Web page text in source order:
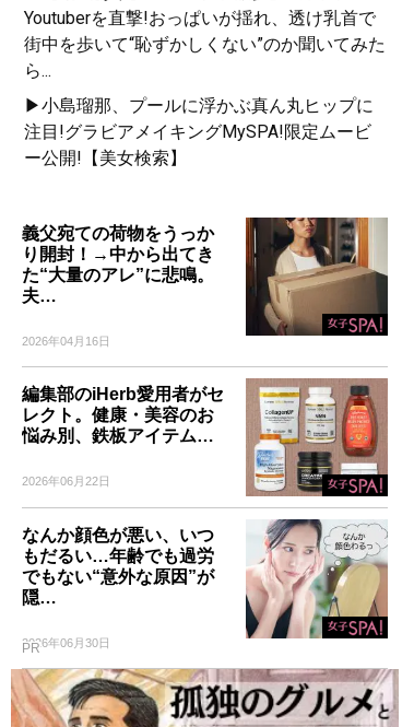
Youtuberを直撃!おっぱいが揺れ、透け乳首で
街中を歩いて“恥ずかしくない”のか聞いてみた
ら...
▶小島瑠那、プールに浮かぶ真ん丸ヒップに
注目!グラビアメイキングMySPA!限定ムービ
ー公開!【美女検索】
義父宛ての荷物をうっか
り開封！→中から出てき
た“大量のアレ”に悲鳴。
夫…
2026年04月16日
編集部のiHerb愛用者がセ
レクト。健康・美容のお
悩み別、鉄板アイテム…
2026年06月22日
なんか顔色が悪い、いつ
もだるい…年齢でも過労
でもない“意外な原因”が
隠…
2026年06月30日
PR